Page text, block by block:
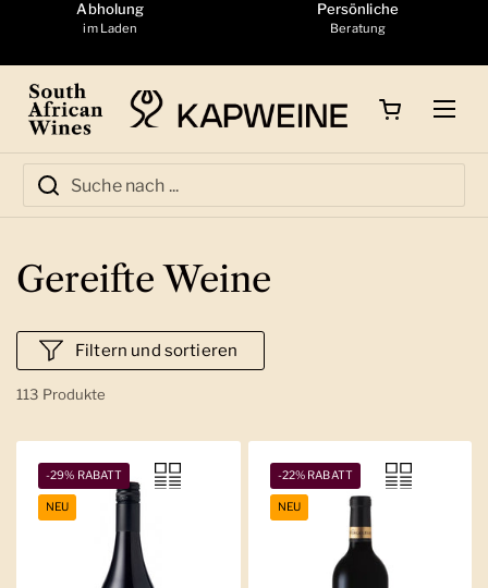
Zum Inhalt springen
Abholung
im Laden
Persönliche
Beratung
Gereifte Weine
113 Produkte
Filtern und sortieren
-29% RABATT
NEU
-22% RABATT
NEU